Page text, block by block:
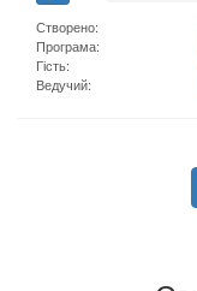
Створено:
Програма:
Гість:
Ведучий: